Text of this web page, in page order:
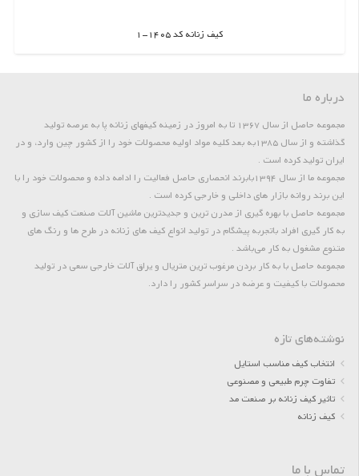
کیف زنانه کد 1405-1
اطلاعات بیشتر
درباره ما
مجموعه حاصل از سال 1367 تا به امروز در زمینه کیفهای زنانه پا به عرصه تولید
گذاشته و از سال 1385به بعد کلیه مواد اولیه محصولات خود را از کشور چین وارد، و در
ایران تولید کرده است .
مجموعه ما از سال 1394بابرند انحصاری حاصل فعالیت را ادامه داده و محصولات خود را با
این برند روانه بازار های داخلی و خارجی کرده است .
مجموعه حاصل با بهره گیری از مدرن ترین و جدیدترین ماشین آلات صنعت کیف سازی و
به کار گیری افراد باتجربه پیشگام در تولید انواع کیف های زنانه در طرح ها و رنگ های
متنوع مشغول به کار می‌باشد .
مجموعه حاصل با به کار بردن مرغوب ترین متریال و یراق آلات خارجی سعی در تولید
محصولات با کیفیت و عرضه در سراسر کشور را دارد.
نوشته‌های تازه
انتخاب کیف مناسب استایل
تفاوت چرم طبیعی و مصنوعی
تاثیر کیف زنانه بر صنعت مد
کیف زنانه
تماس با ما